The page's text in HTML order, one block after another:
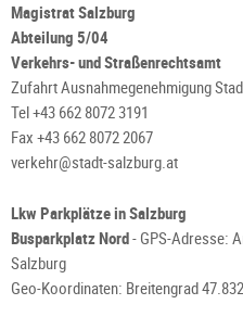
Magistrat Salzburg
Abteilung 5/04
Verkehrs- und Straßenrechtsamt
Zufahrt Ausnahmegenehmigung
Tel +43 662 8072 3191
Fax +43 662 8072 2067
verkehr@stadt-salzburg.at
Lkw Parkplätze in Salzburg
Busparkplatz Nord- GPS-Adresse:
Salzburg
Geo-Koordinaten: Breitengrad